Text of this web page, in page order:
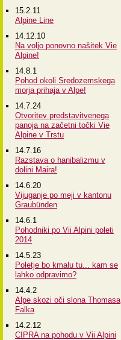
15.2.11
Alpine Line
14.12.10
Na voljo ponovno našitek Vie
Alpine!
14.8.1
Pohod okoli Sredozemskega
morja prihaja v Alpe!
14.7.24
Otvoritev predstavitvenega
panoja na začetni točki Vie
Alpine v Trstu
14.7.16
Razstava o hanibalizmu v
dolini Maira!
14.6.20
Vijuganje po meji v kantonu
Graubünden
14.6.1
Pohodniki po Vii Alpini poleti
2014
14.5.23
Poletje bo kmalu tu... kam se
lahko odpravimo?
14.4.2
Alpe skozi oči slona Thomasa
Falka
14.2.12
CIPRA na pohodu v Vii Alpini